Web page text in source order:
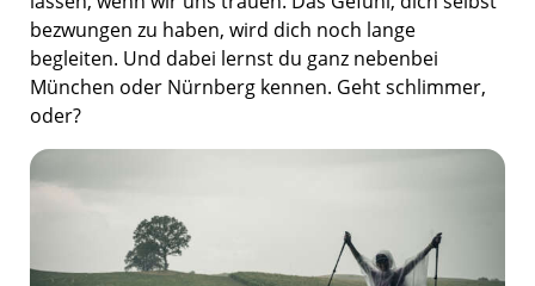
bezwungen zu haben, wird dich noch lange
begleiten. Und dabei lernst du ganz nebenbei
München oder Nürnberg kennen. Geht schlimmer,
oder?